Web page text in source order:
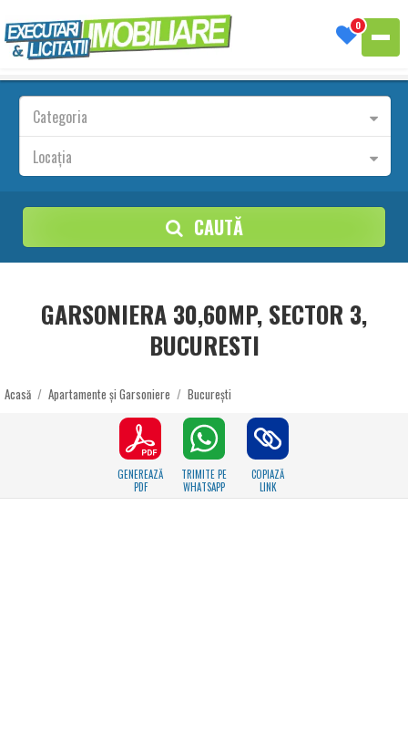
0
Categoria
Locația
CAUTĂ
GARSONIERA 30,60MP, SECTOR 3,
BUCURESTI
Acasă / Apartamente și Garsoniere / București
GENEREAZĂ
PDF
TRIMITE PE
WHATSAPP
COPIAZĂ
LINK